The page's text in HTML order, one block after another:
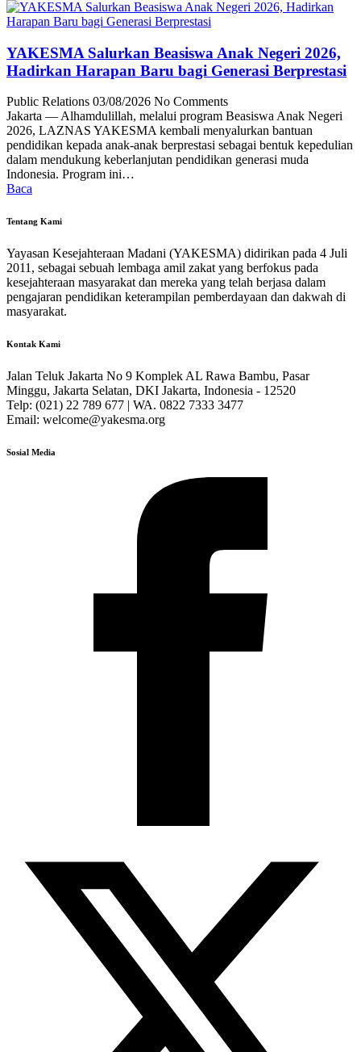
YAKESMA Salurkan Beasiswa Anak Negeri 2026,
Hadirkan Harapan Baru bagi Generasi Berprestasi
Public Relations 03/08/2026 No Comments
Jakarta — Alhamdulillah, melalui program Beasiswa Anak Negeri
2026, LAZNAS YAKESMA kembali menyalurkan bantuan
pendidikan kepada anak-anak berprestasi sebagai bentuk kepedulian
dalam mendukung keberlanjutan pendidikan generasi muda
Indonesia. Program ini…
Baca
Tentang Kami
Yayasan Kesejahteraan Madani (YAKESMA) didirikan pada 4 Juli
2011, sebagai sebuah lembaga amil zakat yang berfokus pada
kesejahteraan masyarakat dan mereka yang telah berjasa dalam
pengajaran pendidikan keterampilan pemberdayaan dan dakwah di
masyarakat.
Kontak Kami
Jalan Teluk Jakarta No 9 Komplek AL Rawa Bambu, Pasar
Minggu, Jakarta Selatan, DKI Jakarta, Indonesia - 12520
Telp: (021) 22 789 677 | WA. 0822 7333 3477
Email: welcome@yakesma.org
Sosial Media